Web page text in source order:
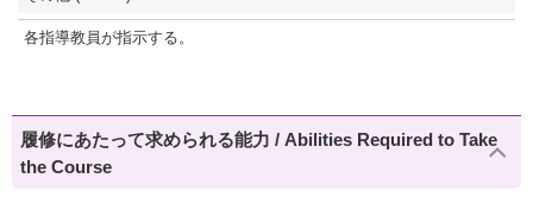
各指導教員が指示する。
履修にあたって求められる能力 / Abilities Required to Take
the Course